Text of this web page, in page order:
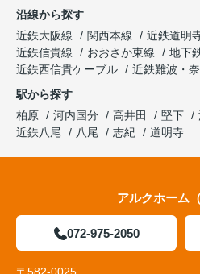
沿線から探す
近鉄大阪線
関西本線 近鉄道明
近鉄信貴線
おおさか東線 地下
近鉄西信貴ケーブル
近鉄難波・
駅から探す
柏原
河内国分 高井田 堅下
近鉄八尾
八尾 志紀 道明寺
アルクホーム
072-975-2050